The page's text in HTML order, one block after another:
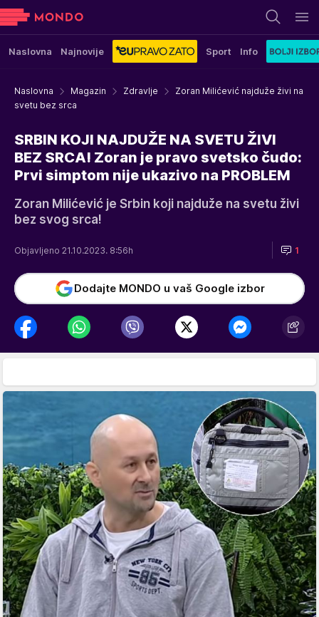
Naslovna Najnovije Sport Info
Naslovna Magazin Zdravlje
Zoran Milićević najduže živi na
svetu bez srca
SRBIN KOJI NAJDUŽE NA SVETU ŽIVI
BEZ SRCA! Zoran je pravo svetsko čudo:
Prvi simptom nije ukazivo na PROBLEM
Zoran Milićević je Srbin koji najduže na svetu živi
bez svog srca!
Objavljeno 21.10.2023. 8:56h 1
Dodajte MONDO u vaš Google izbor